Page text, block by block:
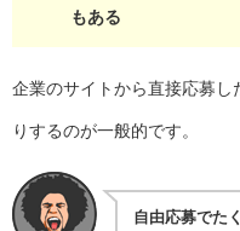
もある
企業のサイトから直接応募し
りするのが一般的です。
自由応募でた